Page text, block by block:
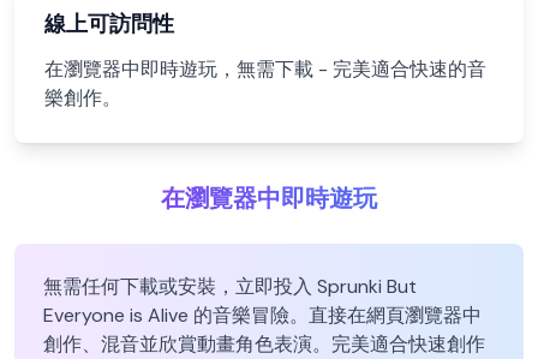
線上可訪問性
在瀏覽器中即時遊玩，無需下載 - 完美適合快速的音
樂創作。
在瀏覽器中即時遊玩
無需任何下載或安裝，立即投入 Sprunki But
Everyone is Alive 的音樂冒險。直接在網頁瀏覽器中
創作、混音並欣賞動畫角色表演。完美適合快速創作